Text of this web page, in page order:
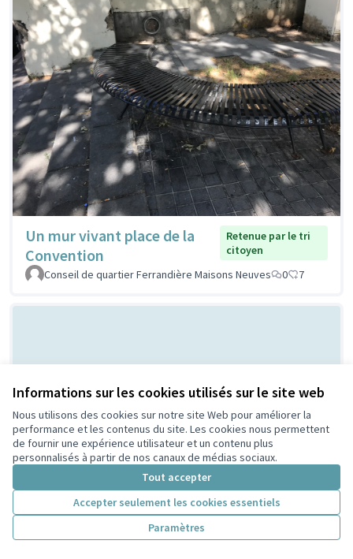
Informations sur les cookies utilisés sur le site web
Nous utilisons des cookies sur notre site Web pour améliorer la
performance et les contenus du site. Les cookies nous permettent
de fournir une expérience utilisateur et un contenu plus
personnalisés à partir de nos canaux de médias sociaux.
Tout accepter
Accepter seulement les cookies essentiels
Paramètres
Un mur vivant place de la
Convention
Retenue par le tri
citoyen
Conseil de quartier Ferrandière Maisons Neuves
0 7
Bal Populaire place Lazare
Goujon
Non retenue par le tri
citoyen